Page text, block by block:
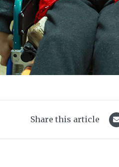
Share this article